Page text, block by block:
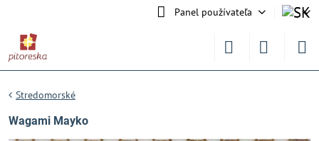
Panel používateľa
Stredomorské
Wagami Mayko